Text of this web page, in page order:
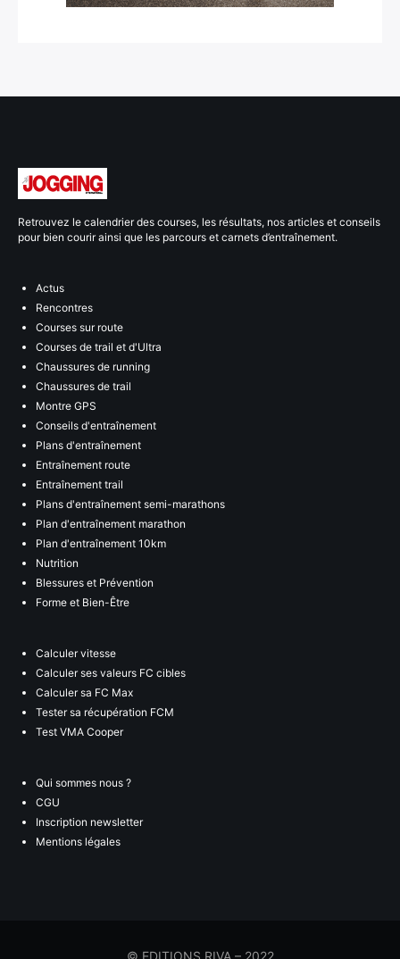
Retrouvez le calendrier des courses, les résultats, nos articles et conseils
pour bien courir ainsi que les parcours et carnets d’entraînement.
Actus
Rencontres
Courses sur route
Courses de trail et d'Ultra
Chaussures de running
Chaussures de trail
Montre GPS
Conseils d'entraînement
Plans d'entraînement
Entraînement route
Entraînement trail
Plans d'entraînement semi-marathons
Plan d'entraînement marathon
Plan d'entraînement 10km
Nutrition
Blessures et Prévention
Forme et Bien-Être
Calculer vitesse
Calculer ses valeurs FC cibles
Calculer sa FC Max
Tester sa récupération FCM
Test VMA Cooper
Qui sommes nous ?
CGU
Inscription newsletter
Mentions légales